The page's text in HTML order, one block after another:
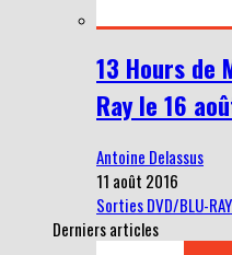
13 Hours de
Ray le 16
Antoine Delassus
11 août 2016
Sorties DVD/BLU-
Derniers articles